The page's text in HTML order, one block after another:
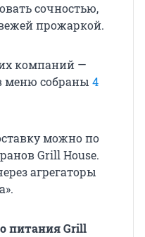
сочностью,
прожаркой.
компаний —
меню собраны 4
можно по
Grill House.
агрегаторы
питания Grill